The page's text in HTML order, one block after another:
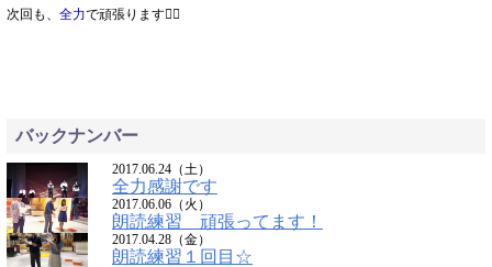
次回も、 全力で頑張ります󾟙󾟙
バックナンバー
2017.06.24（土）
全力感謝です
2017.06.06（火）
朗読練習 頑張ってます！
2017.04.28（金）
朗読練習１回目☆